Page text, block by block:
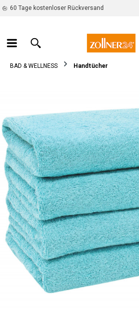
springen
60 Tage kostenloser Rückversand
BAD & WELLNESS Handtücher